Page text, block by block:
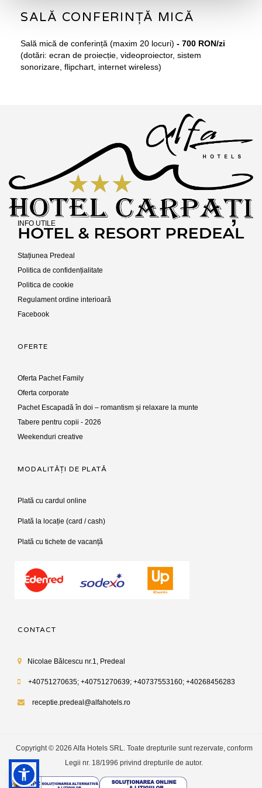
SALĂ CONFERINȚĂ MICĂ
Sală mică de conferință (maxim 20 locuri) - 700 RON/zi
(dotări: ecran de proiecție, videoproiector, sistem
sonorizare, flipchart, internet wireless)
INFO UTILE
Stațiunea Predeal
Politica de confidențialitate
Politica de cookie
Regulament ordine interioară
Facebook
OFERTE
Oferta Pachet Family
Oferta corporate
Pachet Escapadă în doi – romantism și relaxare la munte
Tabere pentru copii - 2026
Weekenduri creative
MODALITĂȚI DE PLATĂ
Plată cu cardul online
Plată la locație (card / cash)
Plată cu tichete de vacanță
CONTACT
Nicolae Bălcescu nr.1, Predeal
+40751270635; +40751270639; +40737553160; +40268456283
receptie.predeal@alfahotels.ro
Copyright © 2026 Alfa Hotels SRL. Toate drepturile sunt rezervate, conform
Legii nr. 18/1996 privind drepturile de autor.